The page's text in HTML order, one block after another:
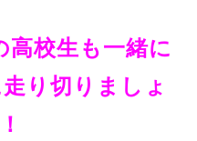
高校生も一緒に
り切りましょ